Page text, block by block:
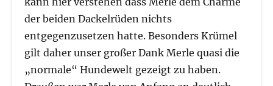
der beiden Dackelrüden nichts
entgegenzusetzen hatte. Besonders Krümel
gilt daher unser großer Dank Merle quasi die
„normale“ Hundewelt gezeigt zu haben.